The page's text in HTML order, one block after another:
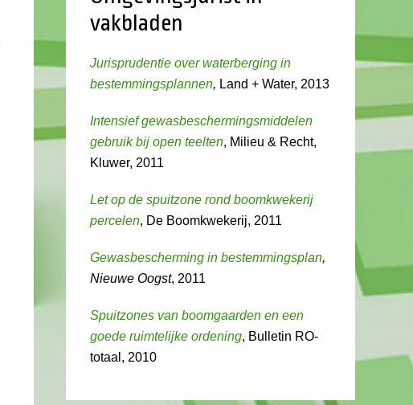
vakbladen
Jurisprudentie over waterberging in
bestemmingsplannen, Land + Water, 2013
Intensief gewasbeschermingsmiddelen
gebruik bij open teelten, Milieu & Recht,
Kluwer, 2011
Let op de spuitzone rond boomkwekerij
percelen, De Boomkwekerij, 2011
Gewasbescherming in bestemmingsplan,
Nieuwe Oogst, 2011
Spuitzones van boomgaarden en een
goede ruimtelijke ordening, Bulletin RO-
totaal, 2010